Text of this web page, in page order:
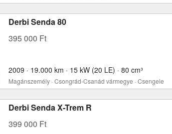
Derbi Senda 80
395 000 Ft
2009 · 19.000 km · 15 kW (20 LE) · 80 cm³
Magánszemély · Csongrád-Csanád vármegye · Csengele
Derbi Senda X-Trem R
399 000 Ft